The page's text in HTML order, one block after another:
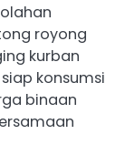
royong
kurban
konsumsi
binaan